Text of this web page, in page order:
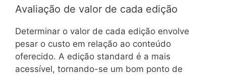
Avaliação de valor de cada edição
Determinar o valor de cada edição envolve
pesar o custo em relação ao conteúdo
oferecido. A edição standard é a mais
acessível, tornando-se um bom ponto de